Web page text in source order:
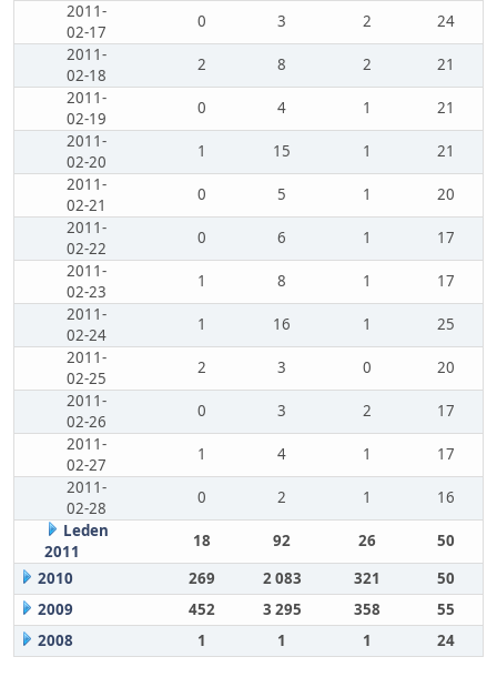
2011-
02-17
0 3 2
24
2011-
02-18
2 8 2
21
2011-
02-19
0 4 1
21
2011-
02-20
1 15 1
21
2011-
02-21
0 5 1
20
2011-
02-22
0 6 1
17
2011-
02-23
1 8 1
17
2011-
02-24
1 16 1
25
2011-
02-25
2 3 0
20
2011-
02-26
0 3 2
17
2011-
02-27
1 4 1
17
2011-
02-28
0 2 1
16
Leden
2011
18 92 26
50
2010
269 2 083 321
50
2009
452 3 295 358
55
2008
1 1 1 24